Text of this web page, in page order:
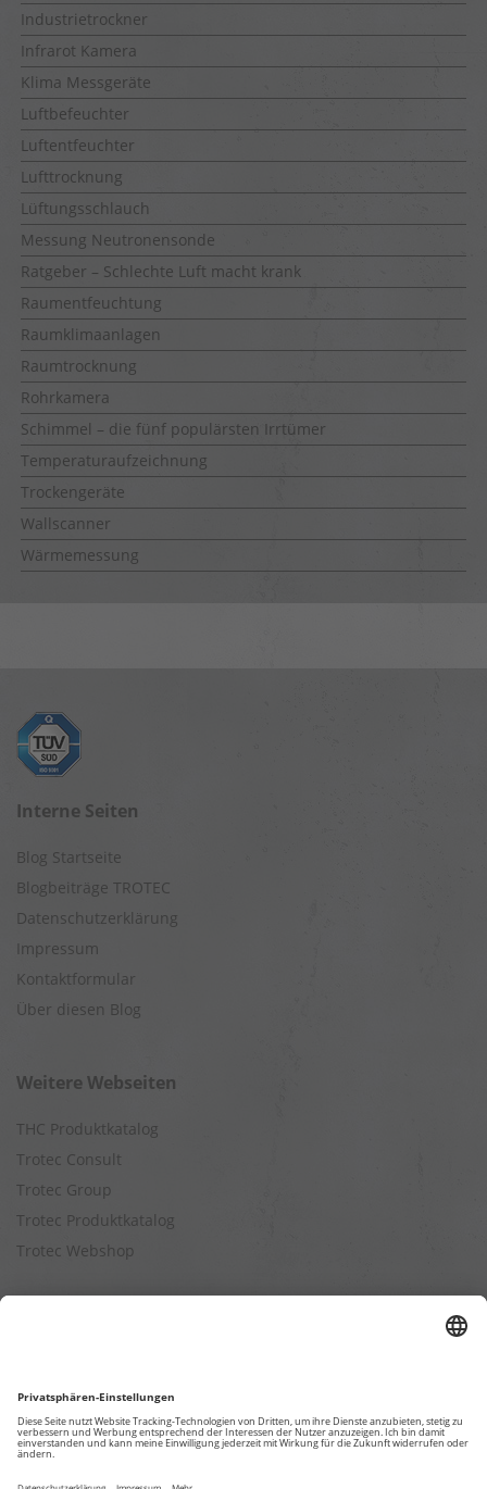
Industrietrockner
Infrarot Kamera
Klima Messgeräte
Luftbefeuchter
Luftentfeuchter
Lufttrocknung
Lüftungsschlauch
Messung Neutronensonde
Ratgeber – Schlechte Luft macht krank
Raumentfeuchtung
Raumklimaanlagen
Raumtrocknung
Rohrkamera
Schimmel – die fünf populärsten Irrtümer
Temperaturaufzeichnung
Trockengeräte
Wallscanner
Wärmemessung
Interne Seiten
Blog Startseite
Blogbeiträge TROTEC
Datenschutzerklärung
Impressum
Kontaktformular
Über diesen Blog
Weitere Webseiten
THC Produktkatalog
Trotec Consult
Trotec Group
Trotec Produktkatalog
Trotec Webshop
Entfeuchtungsleistung berechnen
Kapazitätsberechnung für Luftreiniger
Klimatisierungsleistung berechnen